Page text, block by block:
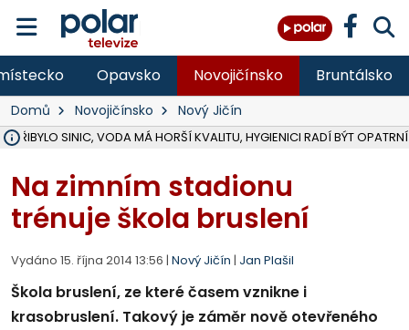
Opavsko Novojičínsko Bruntálsko
Domů Novojičínsko Nový Jičín
PŘIBYLO SINIC, VODA MÁ HORŠÍ KVALITU, HYGIENICI RADÍ BÝT OPATRNÍ
Na zimním stadionu
trénuje škola bruslení
Vydáno 15. října 2014 13:56 | Nový Jičín | Jan Plašil
Škola bruslení, ze které časem vznikne i
krasobruslení. Takový je záměr nově otevřeného